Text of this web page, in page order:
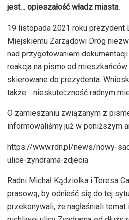
jest… opieszałość władz miasta.
19 listopada 2021 roku prezydent
Miejskiemu Zarządowi Dróg
nad przygotowaniem dokumentacji
reakcja na pismo od
skierowane do prezydenta.
także… nieskuteczność radnym
O zamieszaniu związanym z
informowaliśmy już w poniższym
https://www.rdn.pl/news/nowy-
ulice-zyndrama-zdjecia
Radni Michał Kądziolka i Teresa
prasową, by odnieść się do tej
przekonywali, że nagłaśniali